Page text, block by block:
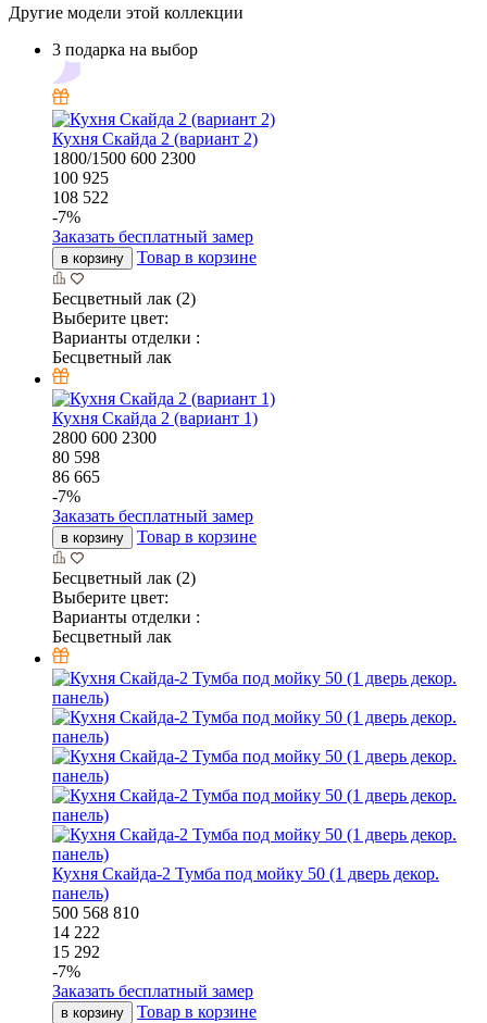
Другие модели этой коллекции
3 подарка на выбор
Кухня Скайда 2 (вариант 2)
1800/1500 600 2300
100 925
108 522
-7%
Заказать бесплатный замер
в корзину Товар в корзине
Бесцветный лак (2)
Выберите цвет:
Варианты отделки :
Бесцветный лак
Кухня Скайда 2 (вариант 1)
2800 600 2300
80 598
86 665
-7%
Заказать бесплатный замер
в корзину Товар в корзине
Бесцветный лак (2)
Выберите цвет:
Варианты отделки :
Бесцветный лак
Кухня Скайда-2 Тумба под мойку 50 (1 дверь декор.
панель)
500 568 810
14 222
15 292
-7%
Заказать бесплатный замер
в корзину Товар в корзине